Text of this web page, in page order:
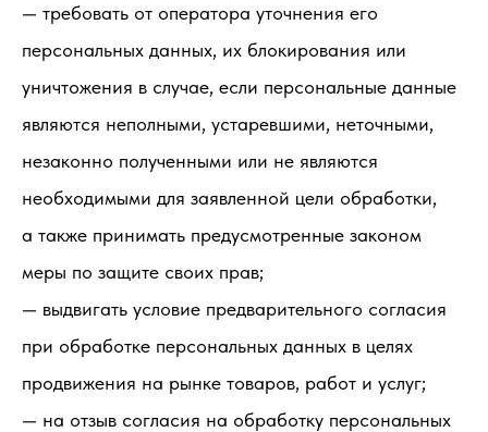
— требовать от оператора уточнения его
персональных данных, их блокирования или
уничтожения в случае, если персональные данные
являются неполными, устаревшими, неточными,
незаконно полученными или не являются
необходимыми для заявленной цели обработки,
а также принимать предусмотренные законом
меры по защите своих прав;
— выдвигать условие предварительного согласия
при обработке персональных данных в целях
продвижения на рынке товаров, работ и услуг;
— на отзыв согласия на обработку персональных